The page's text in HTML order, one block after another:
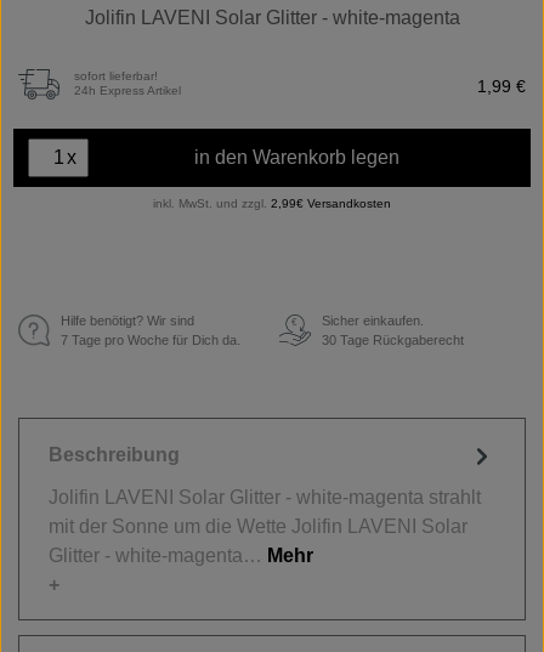
Jolifin LAVENI Solar Glitter - white-magenta
sofort lieferbar!
24h Express Artikel
1,99 €
x in den Warenkorb legen
inkl. MwSt. und zzgl. 2,99€ Versandkosten
Hilfe benötigt? Wir sind
7 Tage pro Woche für Dich da.
€
Sicher einkaufen.
30 Tage Rückgaberecht
Beschreibung
Jolifin LAVENI Solar Glitter - white-magenta strahlt
mit der Sonne um die Wette Jolifin LAVENI Solar
Glitter - white-magenta… Mehr